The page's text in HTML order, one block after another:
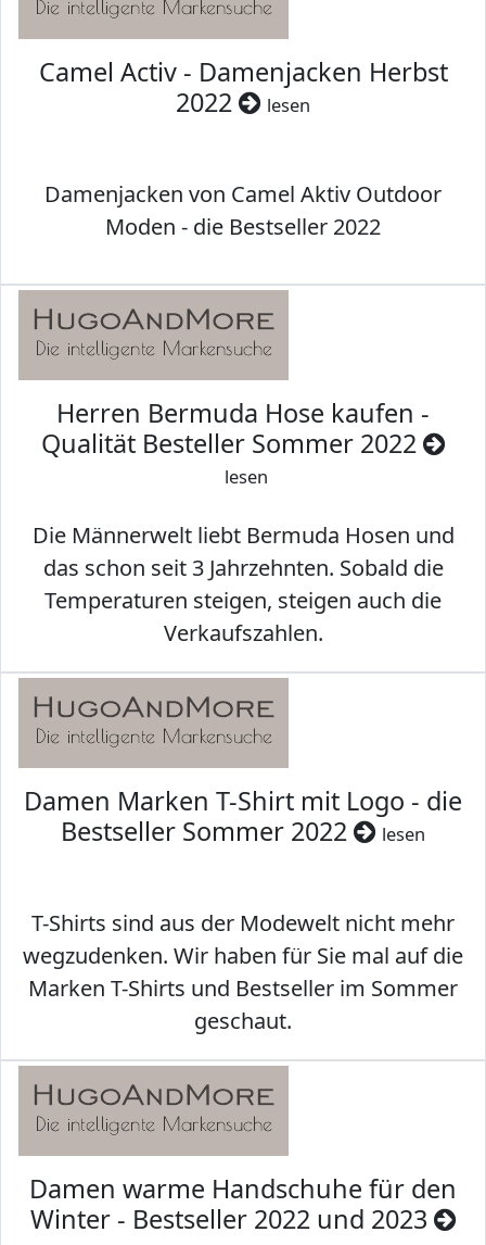
Camel Activ - Damenjacken Herbst
2022
lesen
Damenjacken von Camel Aktiv Outdoor
Moden - die Bestseller 2022
Herren Bermuda Hose kaufen -
Qualität Besteller Sommer 2022
lesen
Die Männerwelt liebt Bermuda Hosen und
das schon seit 3 Jahrzehnten. Sobald die
Temperaturen steigen, steigen auch die
Verkaufszahlen.
Damen Marken T-Shirt mit Logo - die
Bestseller Sommer 2022
lesen
T-Shirts sind aus der Modewelt nicht mehr
wegzudenken. Wir haben für Sie mal auf die
Marken T-Shirts und Bestseller im Sommer
geschaut.
Damen warme Handschuhe für den
Winter - Bestseller 2022 und 2023